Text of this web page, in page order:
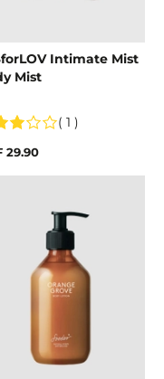
Intimate Mist
Mist
( 1 )
29.90